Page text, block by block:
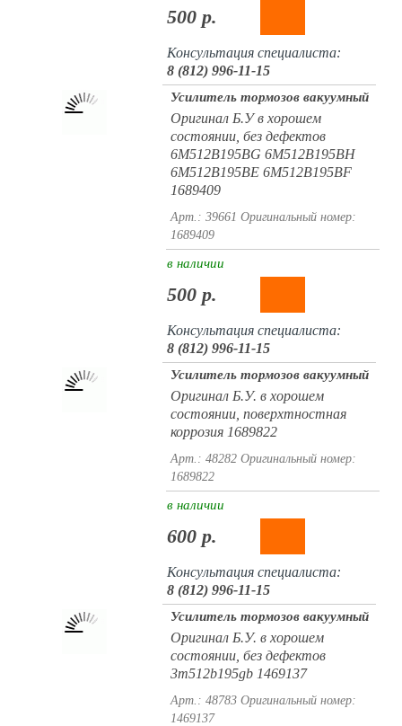
500 р.
Консультация специалиста:
8 (812) 996-11-15
Усилитель тормозов вакуумный
Оригинал Б.У в хорошем
состоянии, без дефектов
6M512B195BG 6M512B195BH
6M512B195BE 6M512B195BF
1689409
Арт.: 39661 Оригинальный номер:
1689409
в наличии
500 р.
Консультация специалиста:
8 (812) 996-11-15
Усилитель тормозов вакуумный
Оригинал Б.У. в хорошем
состоянии, поверхтностная
коррозия 1689822
Арт.: 48282 Оригинальный номер:
1689822
в наличии
600 р.
Консультация специалиста:
8 (812) 996-11-15
Усилитель тормозов вакуумный
Оригинал Б.У. в хорошем
состоянии, без дефектов
3m512b195gb 1469137
Арт.: 48783 Оригинальный номер:
1469137